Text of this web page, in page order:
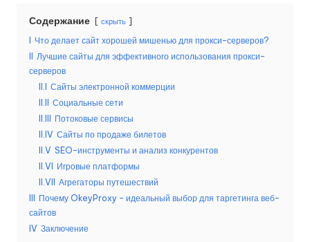
б
н
Содержание скрыть
I Что делает сайт хорошей мишенью для прокси-серверов?
II Лучшие сайты для эффективного использования прокси-
серверов
II.I Сайты электронной коммерции
II.II Социальные сети
II.III Потоковые сервисы
II.IV Сайты по продаже билетов
II.V SEO-инструменты и анализ конкурентов
II.VI Игровые платформы
II.VII Агрегаторы путешествий
III Почему OkeyProxy - идеальный выбор для таргетинга веб-
сайтов
IV Заключение